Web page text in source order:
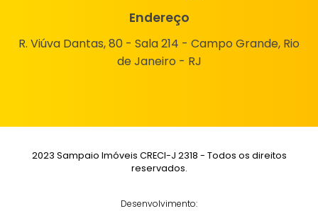
Endereço
R. Viúva Dantas, 80 - Sala 214 - Campo Grande, Rio
de Janeiro - RJ
2023 Sampaio Imóveis CRECI-J 2318 - Todos os direitos
reservados.
Desenvolvimento: